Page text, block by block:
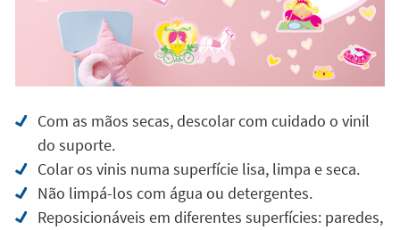
Com as mãos secas, descolar com cuidado o vinil
do suporte.
Colar os vinis numa superfície lisa, limpa e seca.
Não limpá-los com água ou detergentes.
Reposicionáveis em diferentes superfícies: paredes,